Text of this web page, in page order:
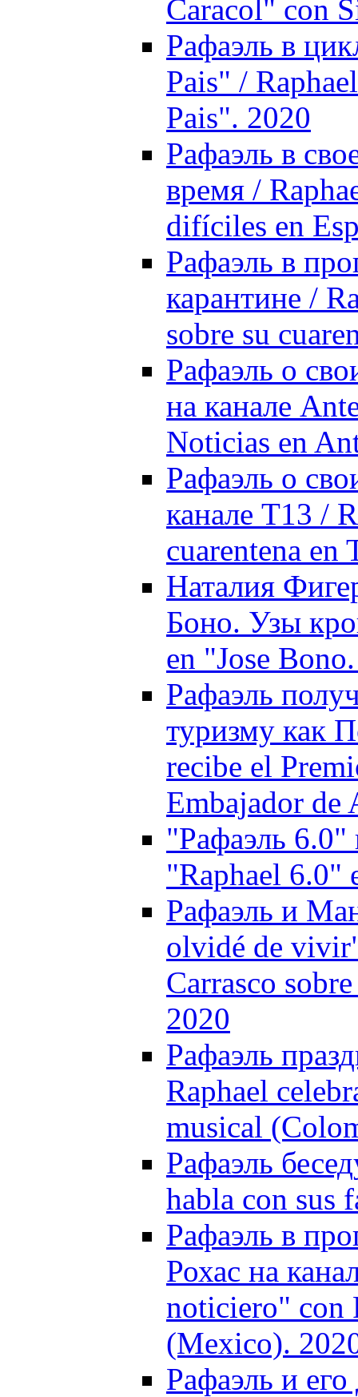
Caracol" con
Рафаэль в
Pais" /
Pais". 2020
Рафаэль в
время /
difíciles en
Рафаэль в
карантине /
sobre su
Рафаэль о
на канале
Noticias en
Рафаэль о
канале T13 /
cuarentena
Наталия
Боно. Узы
en "Jose
Рафаэль
туризму как
recibe el
Embajador de
"Рафаэль
"Raphael 6.0"
Рафаэль и
olvidé de
Carrasco
2020
Рафаэль
Raphael
musical
Рафаэль
habla con sus
Рафаэль в
Рохас на
noticiero" con
(Mexico).
Рафаэль и